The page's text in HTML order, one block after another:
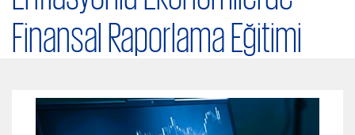
Finansal Raporlama Eğitimi